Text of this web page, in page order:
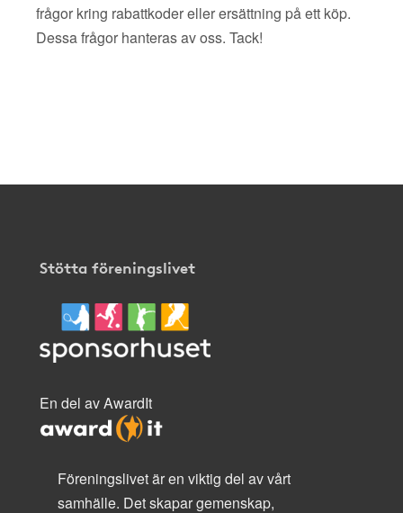
frågor kring rabattkoder eller ersättning på ett köp.
Dessa frågor hanteras av oss. Tack!
Stötta föreningslivet
En del av AwardIt
Föreningslivet är en viktig del av vårt
samhälle. Det skapar gemenskap,